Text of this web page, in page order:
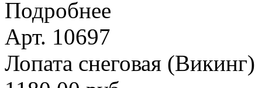
Подробнее
Арт. 10697
Лопата снеговая